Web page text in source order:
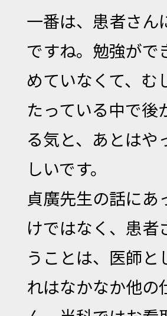
一番は、患者さん
ですね。勉強がで
めていなくて、む
たっている中で後
る気と、あとは
しいです。
貞廣先生の話に
けではなく、患
うことは、医師
れはなかなか他の